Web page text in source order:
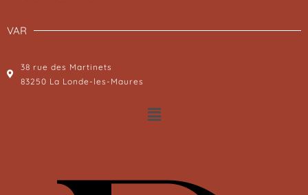
VAR
38 rue des Martinets
83250 La Londe-les-Maures